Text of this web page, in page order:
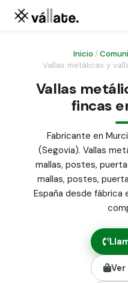
Malla ganadera
Malla simple
Malla triple torsión
Panel malla H.
Puerta abatible
Puerta acceso
Poste malla
Poste malla simple
Alambre de espino
Abrazadera PVC
Grapa malla H.
Inicio /
Vallas metálicas y
Vallas
fincas
Fabricante en
(Segovia). Vallas
mallas, postes,
mallas, postes,
España desde fábrica